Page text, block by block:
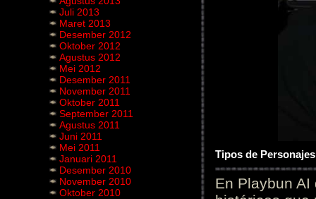
Juli 2013
Maret 2013
Desember 2012
Oktober 2012
Agustus 2012
Mei 2012
Desember 2011
November 2011
Oktober 2011
September 2011
Agustus 2011
Juni 2011
Mei 2011
Januari 2011
Desember 2010
November 2010
Oktober 2010
Tipos de
En Playbun